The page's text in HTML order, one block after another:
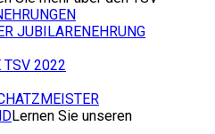
JUBILARENEHRUNG
TSV 2022
Lernen Sie unseren